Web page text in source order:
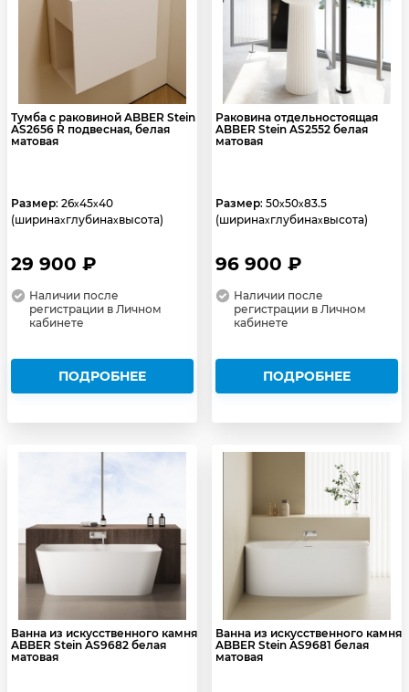
Тумба с раковиной ABBER Stein
AS2656 R подвесная, белая
матовая
Размер: 26x45x40
(ширинаxглубинаxвысота)
29 900 ₽
Наличии после
регистрации в Личном
кабинете
ПОДРОБНЕЕ
Раковина отдельностоящая
ABBER Stein AS2552 белая
матовая
Размер: 50x50x83.5
(ширинаxглубинаxвысота)
96 900 ₽
Наличии после
регистрации в Личном
кабинете
ПОДРОБНЕЕ
Ванна из искусственного камня
ABBER Stein AS9682 белая
матовая
Ванна из искусственного камня
ABBER Stein AS9681 белая
матовая